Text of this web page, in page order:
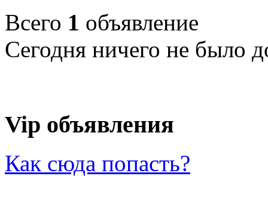
Всего 1 объявление
Сегодня ничего не было
Vip объявления
Как сюда попасть?